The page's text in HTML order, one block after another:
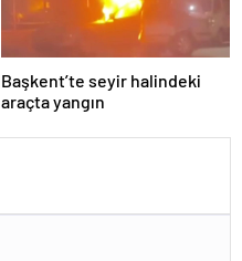
Başkent’te seyir halindeki
araçta yangın